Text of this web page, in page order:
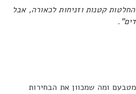
קטנות וזניחות לכאורה, אבל
ומה שמכוון את הבחירות